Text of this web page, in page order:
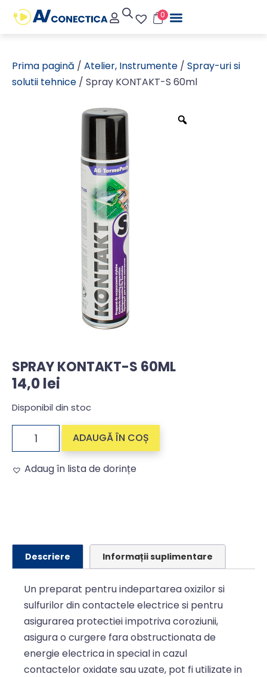
0
Prima pagină / Atelier, Instrumente / Spray-uri si
solutii tehnice / Spray KONTAKT-S 60ml
SPRAY KONTAKT-S 60ML
14,0lei
Disponibil din stoc
ADAUGĂ ÎN COȘ
Adaug în lista de dorințe
Descriere Informații suplimentare
Un preparat pentru indepartarea oxizilor si
sulfurilor din contactele electrice si pentru
asigurarea protectiei impotriva coroziunii,
asigura o curgere fara obstructionata de
energie electrica in special in cazul
contactelor oxidate sau uzate, pot fi utilizate in